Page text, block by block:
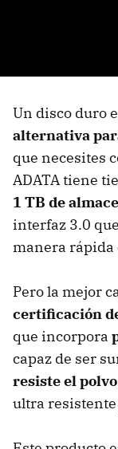
Un disco duro
alternativa
que necesites
ADATA tiene
1 TB de
interfaz 3.0
manera rápida
Pero la mejor
certificación
que incorpora
capaz de ser
resiste el polvo
ultra